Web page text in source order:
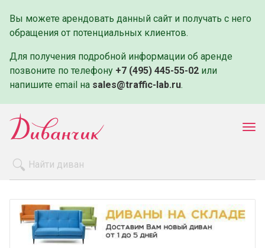
Вы можете арендовать данный сайт и получать с него
обращения от потенциальных клиентов.
Для получения подробной информации об аренде
позвоните по телефону +7 (495) 445-55-02 или
напишите email на sales@traffic-lab.ru.
Оплата и доставка
Контакты